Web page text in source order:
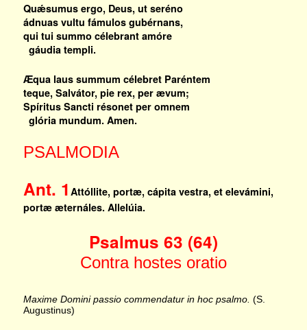
Quǽsumus ergo, Deus, ut seréno
ádnuas vultu fámulos gubérnans,
qui tui summo célebrant amóre
gáudia templi.
Æqua laus summum célebret Paréntem
teque, Salvátor, pie rex, per ævum;
Spíritus Sancti résonet per omnem
glória mundum. Amen.
PSALMODIA
Ant. 1 Attóllite, portæ, cápita vestra, et elevámini,
portæ æternáles. Allelúia.
Psalmus 63 (64)
Contra hostes oratio
Maxime Domini passio commendatur in hoc psalmo. (S.
Augustinus)